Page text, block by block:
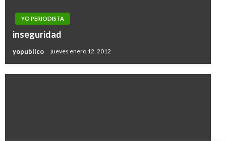
YO PERIODISTA
inseguridad
yopublico jueves enero 12, 2012